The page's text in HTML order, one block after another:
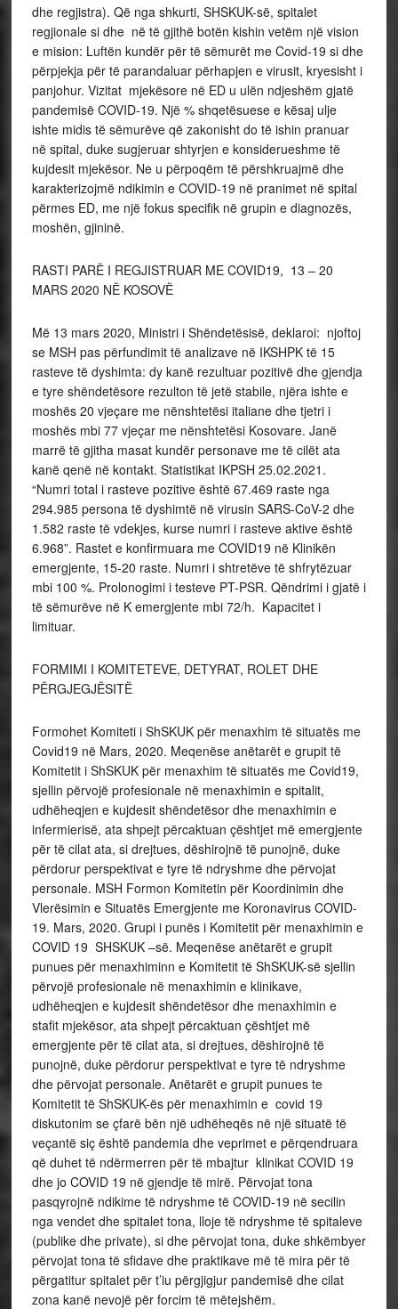
dhe regjistra). Që nga shkurti, SHSKUK-së, spitalet
regjionale si dhe në të gjithë botën kishin vetëm një vision
e mision: Luftën kundër për të sëmurët me Covid-19 si dhe
përpjekja për të parandaluar përhapjen e virusit, kryesisht i
panjohur. Vizitat mjekësore në ED u ulën ndjeshëm gjatë
pandemisë COVID-19. Një % shqetësuese e kësaj ulje
ishte midis të sëmurëve që zakonisht do të ishin pranuar
në spital, duke sugjeruar shtyrjen e konsiderueshme të
kujdesit mjekësor. Ne u përpoqëm të përshkruajmë dhe
karakterizojmë ndikimin e COVID-19 në pranimet në spital
përmes ED, me një fokus specifik në grupin e diagnozës,
moshën, gjininë.
RASTI PARË I REGJISTRUAR ME COVID19, 13 – 20
MARS 2020 NË KOSOVË
Më 13 mars 2020, Ministri i Shëndetësisë, deklaroi: njoftoj
se MSH pas përfundimit të analizave në IKSHPK të 15
rasteve të dyshimta: dy kanë rezultuar pozitivë dhe gjendja
e tyre shëndetësore rezulton të jetë stabile, njëra ishte e
moshës 20 vjeçare me nënshtetësi italiane dhe tjetri i
moshës mbi 77 vjeçar me nënshtetësi Kosovare. Janë
marrë të gjitha masat kundër personave me të cilët ata
kanë qenë në kontakt. Statistikat IKPSH 25.02.2021.
“Numri total i rasteve pozitive është 67.469 raste nga
294.985 persona të dyshimtë në virusin SARS-CoV-2 dhe
1.582 raste të vdekjes, kurse numri i rasteve aktive është
6.968”. Rastet e konfirmuara me COVID19 në Klinikën
emergjente, 15-20 raste. Numri i shtretëve të shfrytëzuar
mbi 100 %. Prolonogimi i testeve PT-PSR. Qëndrimi i gjatë i
të sëmurëve në K emergjente mbi 72/h. Kapacitet i
limituar.
FORMIMI I KOMITETEVE, DETYRAT, ROLET DHE
PËRGJEGJËSITË
Formohet Komiteti i ShSKUK për menaxhim të situatës me
Covid19 në Mars, 2020. Meqenëse anëtarët e grupit të
Komitetit i ShSKUK për menaxhim të situatës me Covid19,
sjellin përvojë profesionale në menaxhimin e spitalit,
udhëheqjen e kujdesit shëndetësor dhe menaxhimin e
infermierisë, ata shpejt përcaktuan çështjet më emergjente
për të cilat ata, si drejtues, dëshirojnë të punojnë, duke
përdorur perspektivat e tyre të ndryshme dhe përvojat
personale. MSH Formon Komitetin për Koordinimin dhe
Vlerësimin e Situatës Emergjente me Koronavirus COVID-
19. Mars, 2020. Grupi i punës i Komitetit për menaxhimin e
COVID 19 SHSKUK –së. Meqenëse anëtarët e grupit
punues për menaxhiminn e Komitetit të ShSKUK-së sjellin
përvojë profesionale në menaxhimin e klinikave,
udhëheqjen e kujdesit shëndetësor dhe menaxhimin e
stafit mjekësor, ata shpejt përcaktuan çështjet më
emergjente për të cilat ata, si drejtues, dëshirojnë të
punojnë, duke përdorur perspektivat e tyre të ndryshme
dhe përvojat personale. Anëtarët e grupit punues te
Komitetit të ShSKUK-ës për menaxhimin e covid 19
diskutonim se çfarë bën një udhëheqës në një situatë të
veçantë siç është pandemia dhe veprimet e përqendruara
që duhet të ndërmerren për të mbajtur klinikat COVID 19
dhe jo COVID 19 në gjendje të mirë. Përvojat tona
pasqyrojnë ndikime të ndryshme të COVID-19 në secilin
nga vendet dhe spitalet tona, lloje të ndryshme të spitaleve
(publike dhe private), si dhe përvojat tona, duke shkëmbyer
përvojat tona të sfidave dhe praktikave më të mira për të
përgatitur spitalet për t’iu përgjigjur pandemisë dhe cilat
zona kanë nevojë për forcim të mëtejshëm.